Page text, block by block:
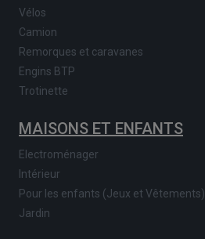
Vélos
Camion
Remorques et caravanes
Engins BTP
Trotinette
MAISONS ET ENFANTS
Electroménager
Intérieur
Pour les enfants (Jeux et Vêtements)
Jardin